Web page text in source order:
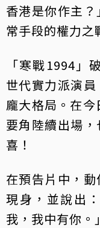
香港是你作主
常手段的權力之
「寒戰1994」
世代實力派演
龐大格局。在
要角陸續出場
喜！
在預告片中，
現身，並說出
我，我中有你。